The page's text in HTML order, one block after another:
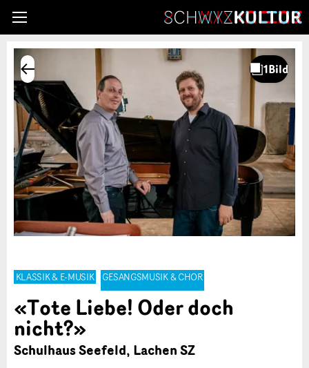
KLASSIK & E-MUSIK GESANGSMUSIK & CHOR
«Tote Liebe! Oder doch
nicht?»
Schulhaus Seefeld, Lachen SZ